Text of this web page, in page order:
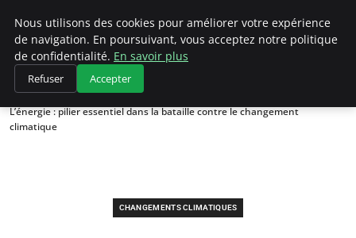
Climategatecountryclub.com
Accueil
Changements climatiques
L’énergie : pilier essentiel dans la bataille contre le changement
climatique
CHANGEMENTS CLIMATIQUES
Nous utilisons des cookies pour améliorer votre expérience
de navigation. En poursuivant, vous acceptez notre politique
de confidentialité. En savoir plus
Refuser Accepter